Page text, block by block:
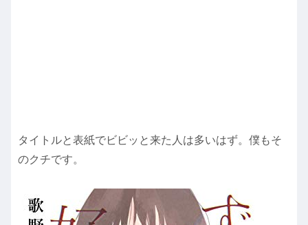
タイトルと表紙でビビッと来た人は多いはず。僕もそ
のクチです。